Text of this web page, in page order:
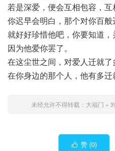
若是深爱，便会互相包容，互
你迟早会明白，那个对你百般
就好好珍惜他吧，你要知道
因为他爱你罢了。
在这尘世之间，对爱人迁就
在你身边的那个人，他有多迁
未经允许不得转载： 大福门 »
 赞 (0)